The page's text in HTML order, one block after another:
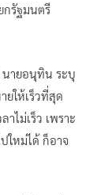
รัฐมนตรี
ายอนุทิน ระบุ
ยให้เร็วที่สุด
ไม่เร็ว เพราะ
ใหม่ได้ ก็อาจ